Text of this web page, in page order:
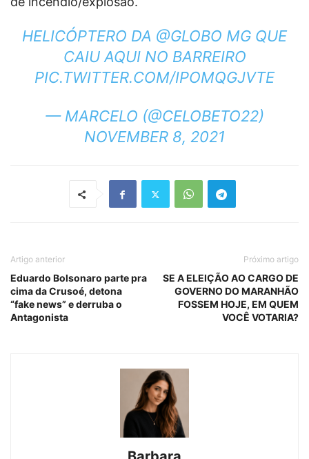
HELICÓPTERO DA @GLOBO MG QUE
CAIU AQUI NO BARREIRO
PIC.TWITTER.COM/IPOMQGJVTE
— MARCELO (@CELOBETO22)
NOVEMBER 8, 2021
Artigo anterior
Eduardo Bolsonaro parte pra
cima da Crusoé, detona
“fake news” e derruba o
Antagonista
Próximo artigo
SE A ELEIÇÃO AO CARGO DE
GOVERNO DO MARANHÃO
FOSSEM HOJE, EM QUEM
VOCÊ VOTARIA?